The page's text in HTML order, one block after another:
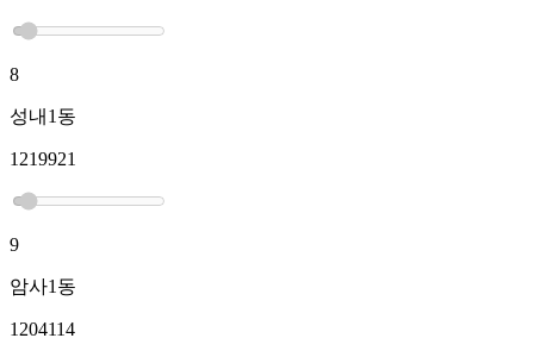
8
성내1동
1219921
9
암사1동
1204114